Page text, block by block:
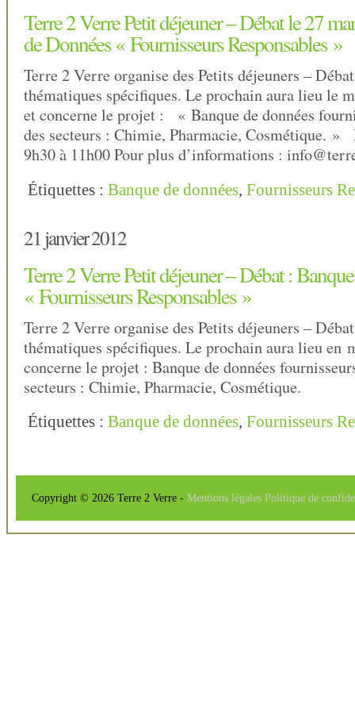
Terre 2 Verre Petit déjeuner – Débat le 27
de Données « Fournisseurs Responsables »
Terre 2 Verre organise des Petits déjeuners –
thématiques spécifiques. Le prochain aura lieu le
et concerne le projet : « Banque de données
des secteurs : Chimie, Pharmacie, Cosmétique. »
9h30 à 11h00 Pour plus d’informations :
Étiquettes : Banque de données, Fournisseurs
21 janvier 2012
Terre 2 Verre Petit déjeuner – Débat :
« Fournisseurs Responsables »
Terre 2 Verre organise des Petits déjeuners –
thématiques spécifiques. Le prochain aura lieu en
concerne le projet : Banque de données
secteurs : Chimie, Pharmacie, Cosmétique.
Étiquettes : Banque de données, Fournisseurs
Copyright © 2026 Terre 2 Verre - Mentions légales Politique de